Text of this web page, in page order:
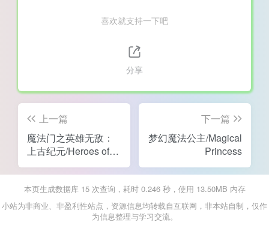
喜欢就支持一下吧
分享
上一篇
魔法门之英雄无敌：
上古纪元/Heroes of
Might and Magic:
Olden Era
下一篇
梦幻魔法公主/Magical
Princess
本页生成数据库 15 次查询，耗时 0.246 秒，使用 13.50MB 内存
小站为非商业、非盈利性站点，资源信息均转载自互联网，非本站自制，仅作
为信息整理与学习交流。